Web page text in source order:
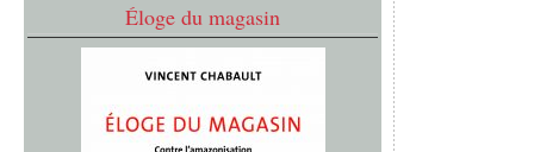
Éloge du magasin